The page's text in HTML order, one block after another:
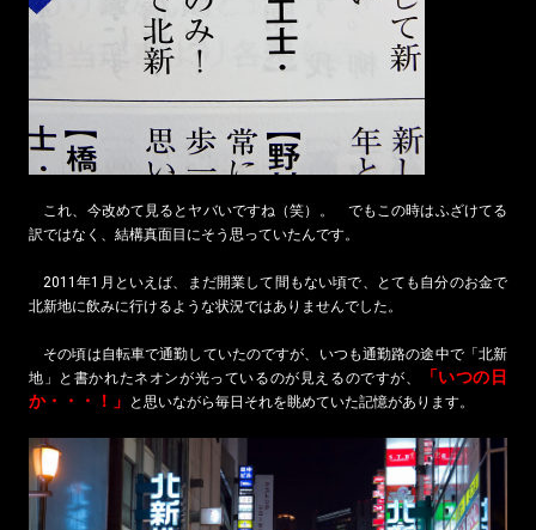
これ、今改めて見るとヤバいですね（笑）。 でもこの時はふざけてる
訳ではなく、結構真面目にそう思っていたんです。
2011年1月といえば、まだ開業して間もない頃で、とても自分のお金で
北新地に飲みに行けるような状況ではありませんでした。
その頃は自転車で通勤していたのですが、いつも通勤路の途中で「北新
地」と書かれたネオンが光っているのが見えるのですが、
「いつの日
か・・・！」
と思いながら毎日それを眺めていた記憶があります。